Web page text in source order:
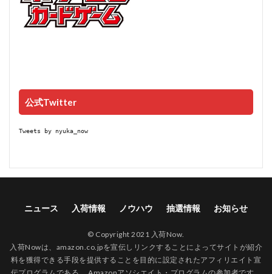
公式Twitter
Tweets by nyuka_now
ニュース 入荷情報 ノウハウ 抽選情報 お知らせ
© Copyright 2021 入荷Now.
入荷Nowは、amazon.co.jpを宣伝しリンクすることによってサイトが紹介
料を獲得できる手段を提供することを目的に設定されたアフィリエイト宣
伝プログラムである、 Amazonアソシエイト・プログラムの参加者です。